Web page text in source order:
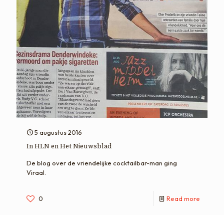
5 augustus 2016
In HLN en Het Nieuwsblad
De blog over de vriendelijke cocktailbar-man ging
Viraal.
0 Read more